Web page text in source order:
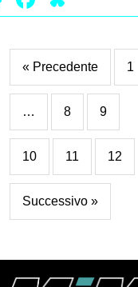
« Precedente 1
… 8 9
10 11 12
Successivo »